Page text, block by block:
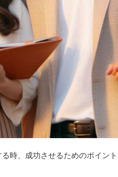
時、成功させるためのポイン